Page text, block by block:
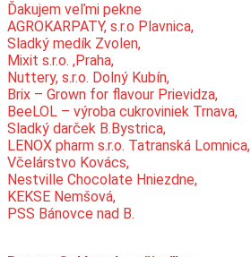
Ďakujem veľmi pekne
AGROKARPATY, s.r.o Plavnica,
Sladký medík Zvolen,
Mixit s.r.o. ,Praha,
Nuttery, s.r.o. Dolný Kubín,
Brix – Grown for flavour Prievidza,
BeeLOL – výroba cukroviniek Trnava,
Sladký darček B.Bystrica,
LENOX pharm s.r.o. Tatranská Lomnica,
Včelárstvo Kovács,
Nestville Chocolate Hniezdne,
KEKSE Nemšová,
PSS Bánovce nad B.